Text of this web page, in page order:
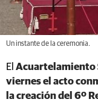
Un instante de la ceremonia.
El Acuartelamiento
viernes el acto
la creación del 6º